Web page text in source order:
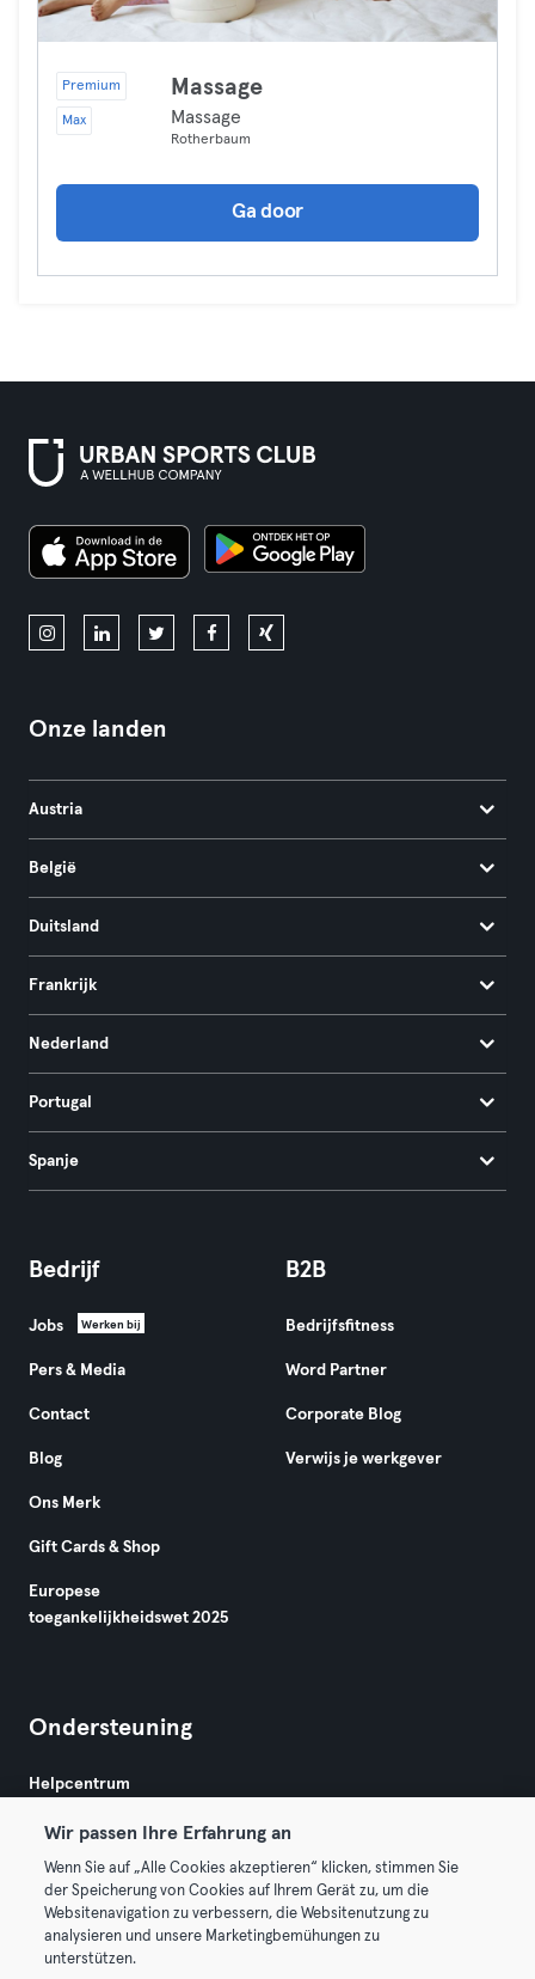
Premium
Max
Massage
Massage
Rotherbaum
Ga door
Onze landen
Austria
België
Duitsland
Frankrijk
Nederland
Portugal
Spanje
Bedrijf
Jobs Werken bij
Pers & Media
Contact
Blog
Ons Merk
Gift Cards & Shop
Europese
toegankelijkheidswet 2025
B2B
Bedrijfsfitness
Word Partner
Corporate Blog
Verwijs je werkgever
Ondersteuning
Helpcentrum
Algemene Voorwaarden
Wir passen Ihre Erfahrung an
Wenn Sie auf „Alle Cookies akzeptieren“ klicken, stimmen Sie
der Speicherung von Cookies auf Ihrem Gerät zu, um die
Websitenavigation zu verbessern, die Websitenutzung zu
analysieren und unsere Marketingbemühungen zu
unterstützen.